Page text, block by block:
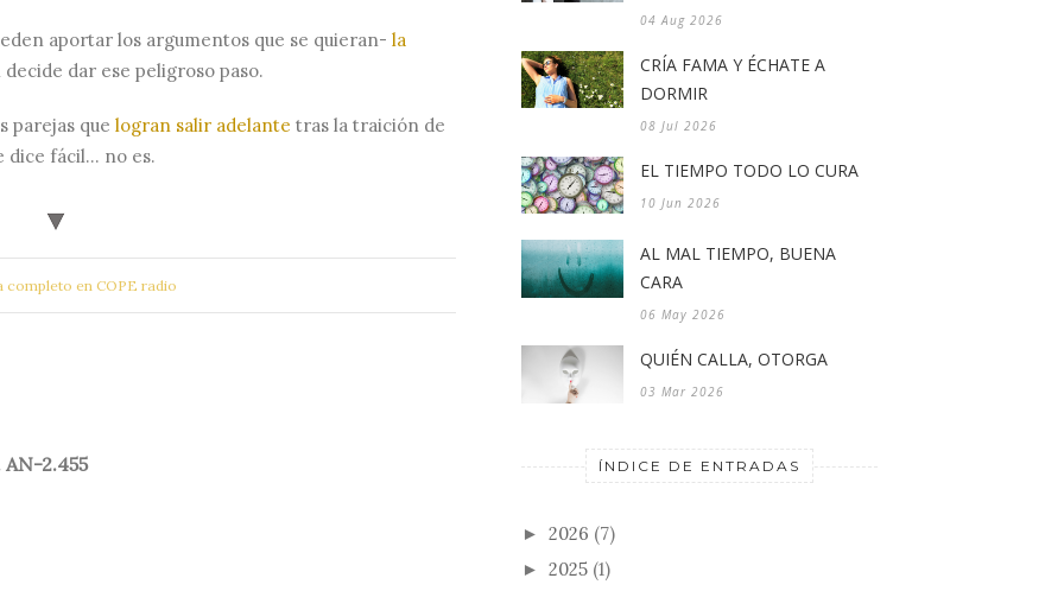
aportar los argumentos que se quieran- la
dar ese peligroso paso.
parejas que logran salir adelante tras la traición de
dice fácil… no es.
completo en COPE radio
2.455
04 Aug 2026
CRÍA FAMA Y ÉCHATE A
DORMIR
08 Jul 2026
EL TIEMPO TODO LO CURA
10 Jun 2026
AL MAL TIEMPO, BUENA
CARA
06 May 2026
QUIÉN CALLA, OTORGA
03 Mar 2026
ÍNDICE DE ENTRADAS
► 2026 (7)
► 2025 (1)